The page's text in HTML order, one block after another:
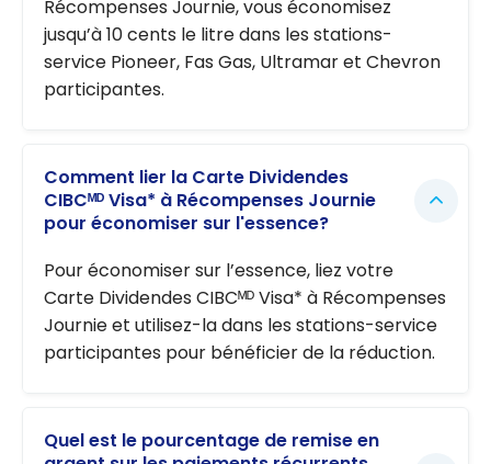
Récompenses Journie, vous économisez
jusqu’à 10 cents le litre dans les stations-
service Pioneer, Fas Gas, Ultramar et Chevron
participantes.
Comment lier la Carte Dividendes
CIBCᴹᴰ Visa* à Récompenses Journie
pour économiser sur l'essence?
Pour économiser sur l’essence, liez votre
Carte Dividendes CIBCᴹᴰ Visa* à Récompenses
Journie et utilisez-la dans les stations-service
participantes pour bénéficier de la réduction.
Quel est le pourcentage de remise en